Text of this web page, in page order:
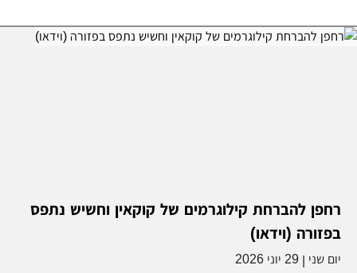
רחפן להברחת קילוגרמים של קוקאין וחשיש נתפס
בפזורה (וידאו)
יום שני 29 יוני 2026